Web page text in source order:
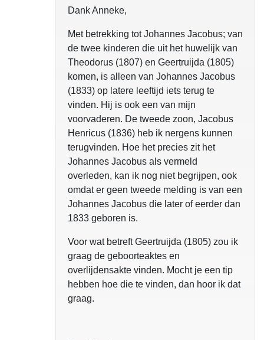
Dank Anneke,
Met betrekking tot Johannes Jacobus; van
de twee kinderen die uit het huwelijk van
Theodorus (1807) en Geertruijda (1805)
komen, is alleen van Johannes Jacobus
(1833) op latere leeftijd iets terug te
vinden. Hij is ook een van mijn
voorvaderen. De tweede zoon, Jacobus
Henricus (1836) heb ik nergens kunnen
terugvinden. Hoe het precies zit het
Johannes Jacobus als vermeld
overleden, kan ik nog niet begrijpen, ook
omdat er geen tweede melding is van een
Johannes Jacobus die later of eerder dan
1833 geboren is.
Voor wat betreft Geertruijda (1805) zou ik
graag de geboorteaktes en
overlijdensakte vinden. Mocht je een tip
hebben hoe die te vinden, dan hoor ik dat
graag.